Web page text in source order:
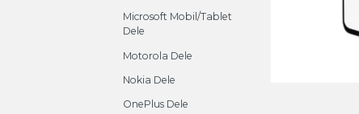
Microsoft Mobil/Tablet
Dele
Motorola Dele
Nokia Dele
OnePlus Dele